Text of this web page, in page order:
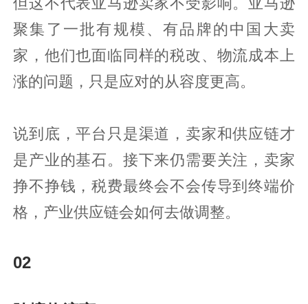
但这不代表亚马逊卖家不受影响。亚马逊
聚集了一批有规模、有品牌的中国大卖
家，他们也面临同样的税改、物流成本上
涨的问题，只是应对的从容度更高。
说到底，平台只是渠道，卖家和供应链才
是产业的基石。接下来仍需要关注，卖家
挣不挣钱，税费最终会不会传导到终端价
格，产业供应链会如何去做调整。
02